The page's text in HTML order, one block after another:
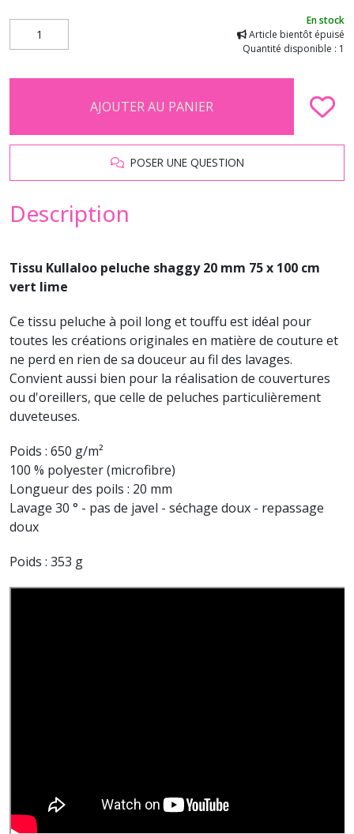
En stock
Article bientôt épuisé
Quantité disponible : 1
AJOUTER AU PANIER
POSER UNE QUESTION
Description
Tissu Kullaloo peluche shaggy 20 mm 75 x 100 cm
vert lime
Ce tissu peluche à poil long et touffu est idéal pour
toutes les créations originales en matière de couture et
ne perd en rien de sa douceur au fil des lavages.
Convient aussi bien pour la réalisation de couvertures
ou d'oreillers, que celle de peluches particulièrement
duveteuses.
Poids : 650 g/m²
100 % polyester (microfibre)
Longueur des poils : 20 mm
Lavage 30 ° - pas de javel - séchage doux - repassage
doux
Poids : 353 g